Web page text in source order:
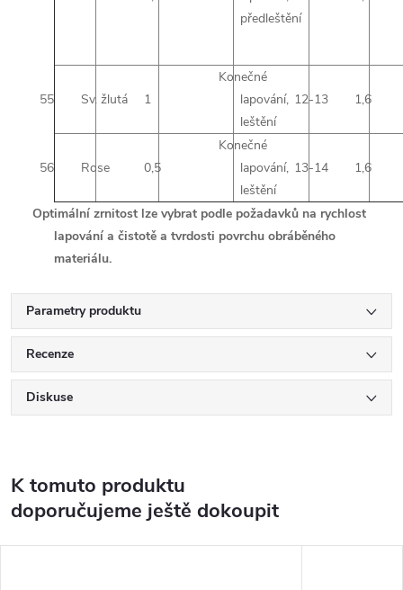
předleštění
55 Sv. žlutá 1
Konečné
lapování,
leštění
12-13 1,6
56 Rose 0,5
Konečné
lapování,
leštění
13-14 1,6
Optimální zrnitost lze vybrat podle požadavků na rychlost
lapování a čistotě a tvrdosti povrchu obráběného
materiálu.
Parametry produktu
Recenze
Diskuse
K tomuto produktu
doporučujeme ještě dokoupit